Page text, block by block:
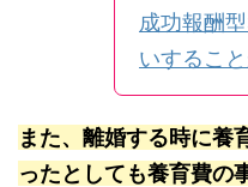
成功報酬
いするこ
また、離婚する時に養
ったとしても養育費の